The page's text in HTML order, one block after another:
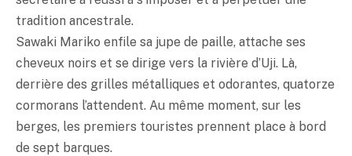
tradition ancestrale.
Sawaki Mariko enfile sa jupe de paille, attache ses
cheveux noirs et se dirige vers la rivière d’Uji. Là,
derrière des grilles métalliques et odorantes, quatorze
cormorans l’attendent. Au même moment, sur les
berges, les premiers touristes prennent place à bord
de sept barques.